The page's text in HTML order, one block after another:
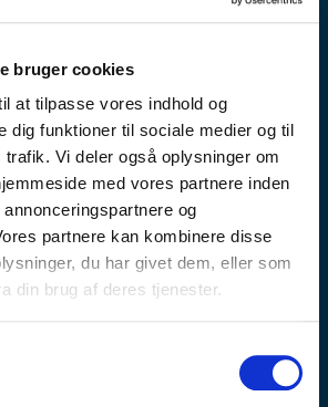
bruger cookies
at tilpasse vores indhold og
dig funktioner til sociale medier og til
Vi deler også oplysninger om
med vores partnere inden
og
partnere kan kombinere disse
du har givet dem, eller som
din brug af deres tjenester.
største internationale
for møde- og eventbranchen.
og relationer ved at forbinde
i virksomheder og
og digitale aktiviteter - fra